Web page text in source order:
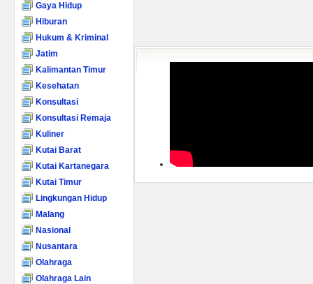
Gaya Hidup
Hiburan
Hukum & Kriminal
Jatim
Kalimantan Timur
Kesehatan
Konsultasi
Konsultasi Remaja
Kuliner
Kutai Barat
Kutai Kartanegara
Kutai Timur
Lingkungan Hidup
Malang
Nasional
Nusantara
Olahraga
Olahraga Lain